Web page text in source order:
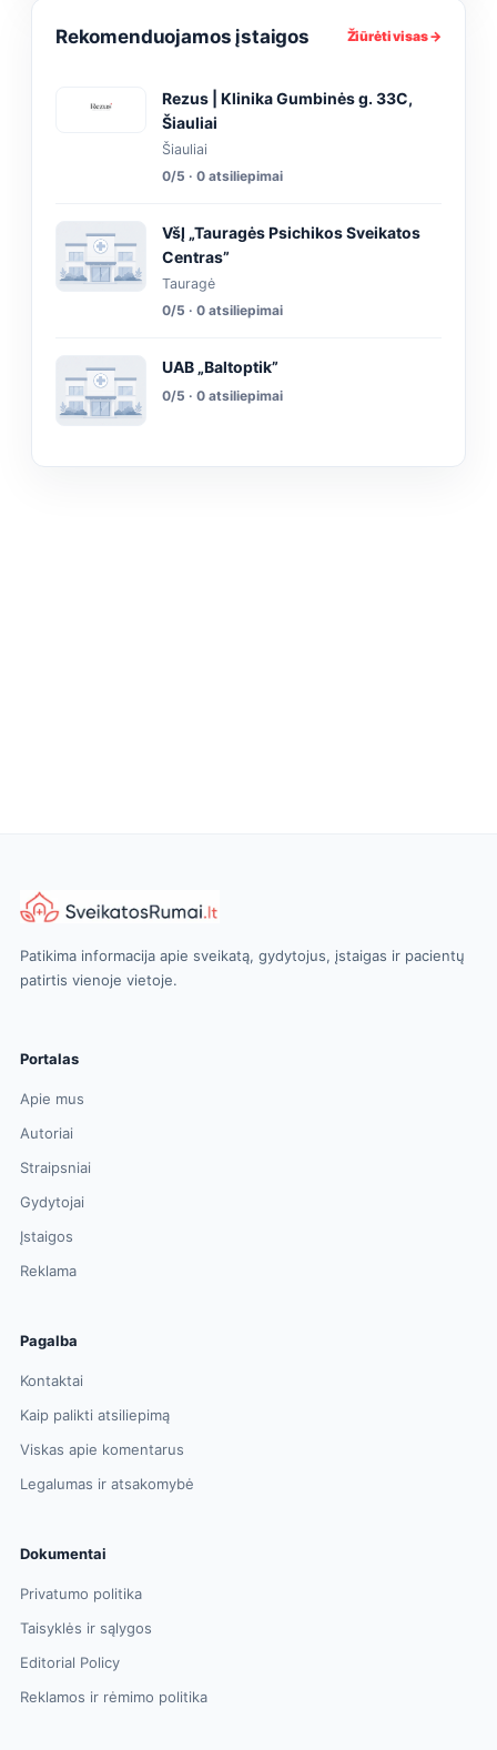
Rekomenduojamos įstaigos Žiūrėti visas →
Rezus | Klinika Gumbinės g. 33C,
Šiauliai
Šiauliai
0/5 · 0 atsiliepimai
VšĮ „Tauragės Psichikos Sveikatos
Centras”
Tauragė
0/5 · 0 atsiliepimai
UAB „Baltoptik”
0/5 · 0 atsiliepimai
Patikima informacija apie sveikatą, gydytojus, įstaigas ir pacientų
patirtis vienoje vietoje.
Portalas
Apie mus
Autoriai
Straipsniai
Gydytojai
Įstaigos
Reklama
Pagalba
Kontaktai
Kaip palikti atsiliepimą
Viskas apie komentarus
Legalumas ir atsakomybė
Dokumentai
Privatumo politika
Taisyklės ir sąlygos
Editorial Policy
Reklamos ir rėmimo politika